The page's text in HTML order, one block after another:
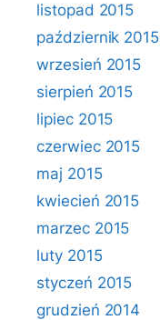
listopad 2015
październik 2015
wrzesień 2015
sierpień 2015
lipiec 2015
czerwiec 2015
maj 2015
kwiecień 2015
marzec 2015
luty 2015
styczeń 2015
grudzień 2014